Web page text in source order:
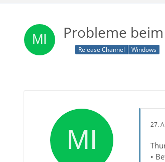
Probleme
Release Channel Windows
27.
•